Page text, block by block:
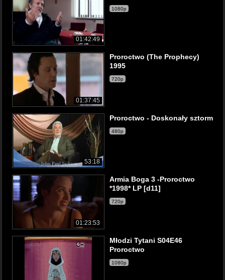
01:42:49
1080p
01:37:45
Proroctwo (The Prophecy)
1995
720p
53:18
Proroctwo - Doskonały sztorm
480p
01:23:53
Armia Boga 3 -Proroctwo
*1998* LP [d11]
720p
Młodzi Tytani S04E46
Proroctwo
1080p